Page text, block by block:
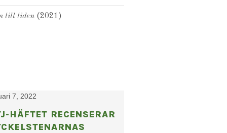
till tiden(2021)
7, 2022
HÄFTET RECENSERAR